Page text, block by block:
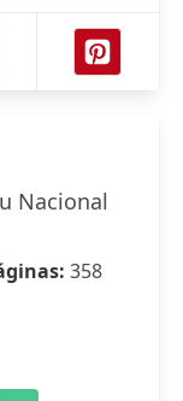
Nacional
358